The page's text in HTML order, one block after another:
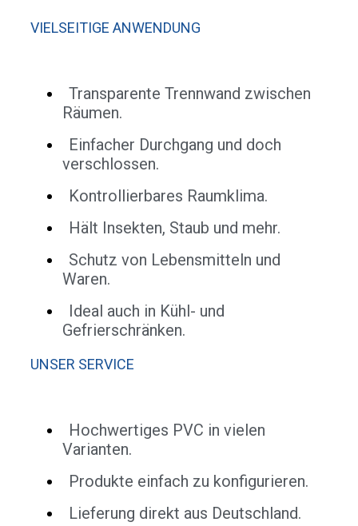
VIELSEITIGE ANWENDUNG
Transparente Trennwand zwischen
Räumen.
Einfacher Durchgang und doch
verschlossen.
Kontrollierbares Raumklima.
Hält Insekten, Staub und mehr.
Schutz von Lebensmitteln und
Waren.
Ideal auch in Kühl- und
Gefrierschränken.
UNSER SERVICE
Hochwertiges PVC in vielen
Varianten.
Produkte einfach zu konfigurieren.
Lieferung direkt aus Deutschland.